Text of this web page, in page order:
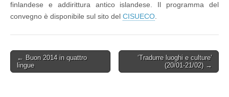
finlandese e addirittura antico islandese. Il programma del
convegno è disponibile sul sito del CISUECO
Post
navigation
← Buon 2014 in quattro
lingue
‘Tradurre luoghi e culture’
(20/01-21/02) →